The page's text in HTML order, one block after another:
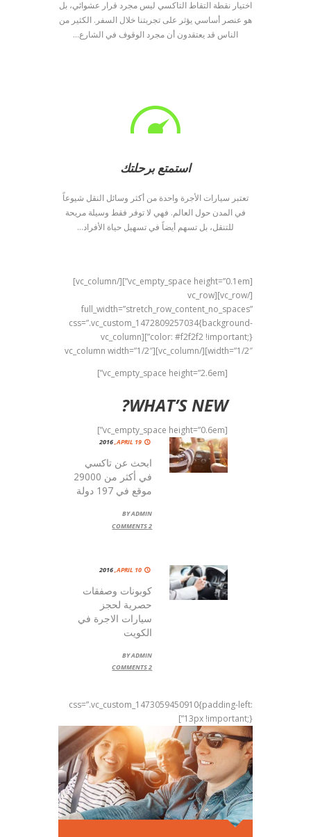
اختيار نقطة التقاط التاكسي ليس مجرد قرار عشوائي، بل
هو عنصر أساسي يؤثر على تجربتنا خلال السفر. الكثير من
الناس قد يعتقدون أن مجرد الوقوف في الشارع...
استمتع برحلتك
تعتبر سيارات الأجرة واحدة من أكثر وسائل النقل شيوعاً
في المدن حول العالم. فهي لا توفر فقط وسيلة مريحة
للتنقل، بل تسهم أيضاً في تسهيل حياة الأفراد...
[vc_empty_space height=”0.1em”][/vc_column]
[/vc_row][vc_row
full_width=”stretch_row_content_no_spaces”
css=”.vc_custom_1472809257034{background-
color: #f2f2f2 !important;}”][vc_column
width=”1/2″]
[vc_empty_space height=”2.6em”]
WHAT’S NEW?
[vc_empty_space height=”0.6em”]
APRIL 19,
2016
ابحث عن تاكسي
في أكثر من 29000
موقع في 197 دولة
BYADMIN
2
COMMENTS
APRIL 10,
2016
كوبونات وصفقات
حصرية لحجز
سيارات الاجرة في
الكويت
BYADMIN
2
COMMENTS
[/vc_column][vc_column width=”1/2″
css=”.vc_custom_1473059450910{padding-left:
13px !important;}”]